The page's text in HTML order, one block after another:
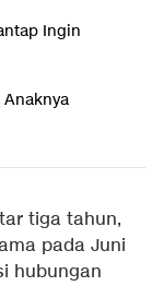
Ingin
tiga tahun,
pada Juni
hubungan